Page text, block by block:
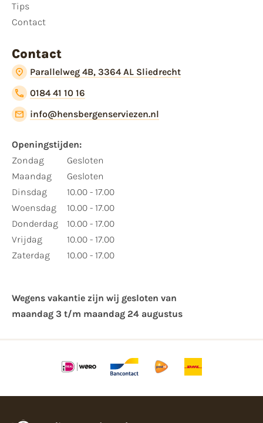
Tips
Contact
Contact
Parallelweg 4B, 3364 AL Sliedrecht
0184 41 10 16
info@hensbergenserviezen.nl
Openingstijden:
Zondag
Maandag
Dinsdag
Woensdag
Donderdag
Vrijdag
Zaterdag
Gesloten
Gesloten
10.00 - 17.00
10.00 - 17.00
10.00 - 17.00
10.00 - 17.00
10.00 - 17.00
Wegens vakantie zijn wij gesloten van ​
maandag 3 t/m maandag 24 augustus